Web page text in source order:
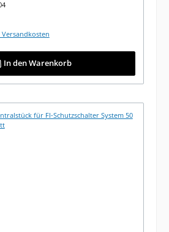
Versandkosten
In den Warenkorb